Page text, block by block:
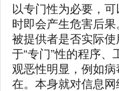
以专门性为必要，
时即会产生危害后
被提供者是否实际
于“专门”性的程序
观恶性明显，例如
在。本身就对信息